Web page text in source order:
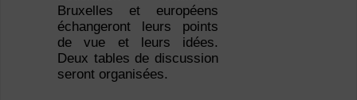
Bruxelles et européens
échangeront leurs points
de vue et leurs idées.
Deux tables de discussion
seront organisées.